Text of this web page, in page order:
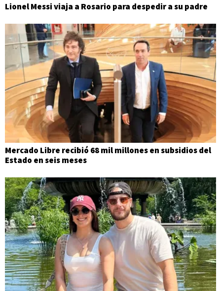
Lionel Messi viaja a Rosario para despedir a su padre
Mercado Libre recibió 68 mil millones en subsidios del
Estado en seis meses